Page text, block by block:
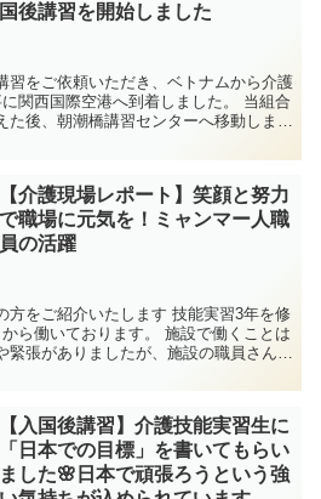
国後講習を開始しました
習をご依頼いただき、ベトナムから介護
関西国際空港へ到着しました。 当組合
た後、朝潮橋講習センターへ移動しまし
【介護現場レポート】笑顔と努力
で職場に元気を！ミャンマー人職
員の活躍
方をご紹介いたします 技能実習3年を修
ら働いております。 施設で働くことは
張がありましたが、施設の職員さんや
【入国後講習】介護技能実習生に
「日本での目標」を書いてもらい
ました🌸日本で頑張ろうという強